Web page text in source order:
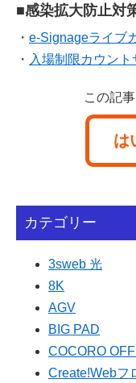
■感染拡大防止対
・ e-Signageライブ
・ 入場制限カウント
この記
は
カテゴリー
3sweb 光
8K
AGV
BIG PAD
COCORO
Create!Webフ